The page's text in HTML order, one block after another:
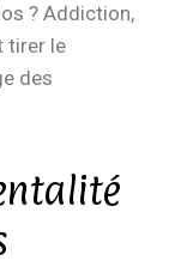
? Addiction,
tirer le
des